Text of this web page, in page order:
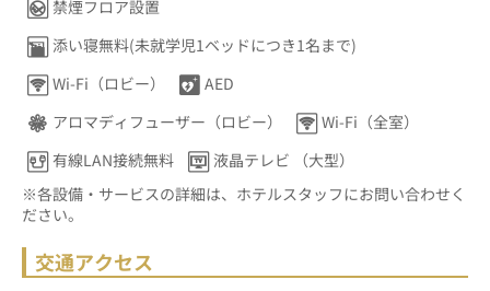
禁煙フロア設置
添い寝無料(未就学児1ベッドにつき1名まで)
Wi-Fi（ロビー）
AED
アロマディフューザー（ロビー）
Wi-Fi（全室）
有線LAN接続無料
液晶テレビ （大型）
※各設備・サービスの詳細は、ホテルスタッフにお問い合わせく
ださい。
交通アクセス